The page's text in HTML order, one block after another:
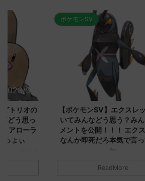
2023/9/8
トリオの
どう思っ
アローラ
っょぃ
ポケモンSV
【ポケモンSV】エクスレ
いてみんなどう思う？み
メントを公開！！！ エク
なんか即死だろ本気で言
か
う思ってる？ 初めの記事 元の
ReadMore